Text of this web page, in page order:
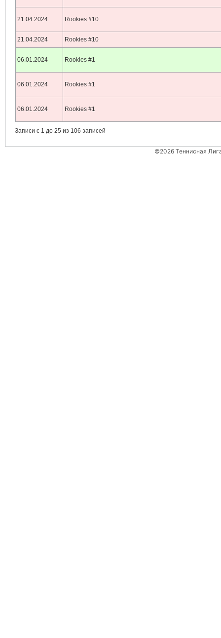
21.04.2024 Rookies #10
21.04.2024 Rookies #10
06.01.2024 Rookies #1
06.01.2024 Rookies #1
06.01.2024 Rookies #1
Записи с 1 до 25 из 106 записей
©2026 Теннисная